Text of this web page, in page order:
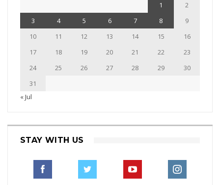
1
2
3
4 5 6 7 8
9
10
11 12 13 14 15
16
17
18 19 20 21 22
23
24
25 26 27 28 29
30
31
« Jul
STAY WITH US